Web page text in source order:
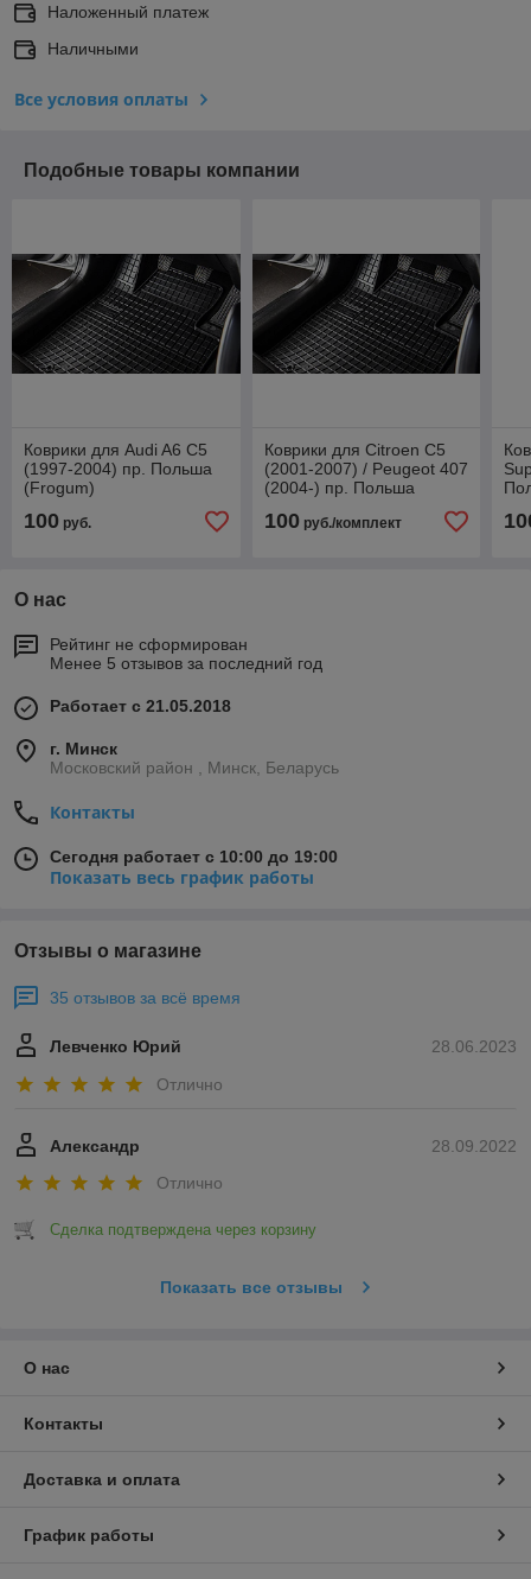
Наложенный платеж
Наличными
Все условия оплаты
Подобные товары компании
Коврики для Audi A6 C5
(1997-2004) пр. Польша
(Frogum)
100 руб.
Коврики для Citroen C5
(2001-2007) / Peugeot 407
(2004-) пр. Польша
100руб./комплект
О нас
Рейтинг не сформирован
Менее 5 отзывов за последний год
Работает с 21.05.2018
г. Минск
Московский район , Минск, Беларусь
Контакты
Сегодня работает с 10:00 до 19:00
Показать весь график работы
Отзывы о магазине
35 отзывов за всё время
28.06.2023
Левченко Юрий
Отлично
28.09.2022
Александр
Отлично
Сделка подтверждена через корзину
Показать все отзывы
О нас
Контакты
Доставка и оплата
График работы